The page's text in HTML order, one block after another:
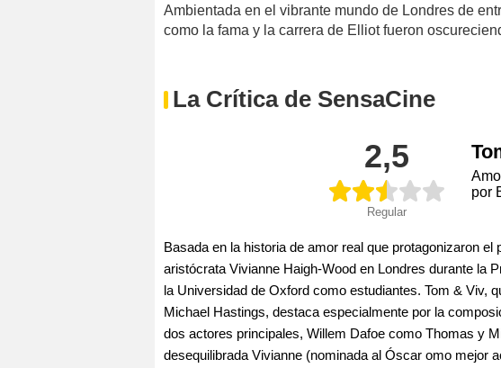
Ambientada en el vibrante mundo de Londres de
como la fama y la carrera de Elliot fueron
La Crítica de SensaCine
2,5
Regular
por
Basada en la historia de amor real que protagonizaron
aristócrata Vivianne Haigh-Wood en Londres durante la
la Universidad de Oxford como estudiantes. Tom & Viv,
Michael Hastings, destaca especialmente por la
dos actores principales, Willem Dafoe como Thomas y
desequilibrada Vivianne (nominada al Óscar omo mejor